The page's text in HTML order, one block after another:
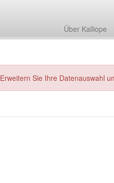
Über Kalliope
Erweitern Sie Ihre Datenauswahl